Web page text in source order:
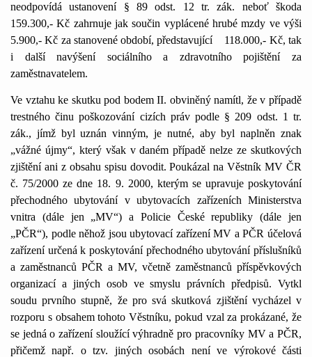
neodpovídá ustanovení § 89 odst. 12 tr. zák. neboť škoda
159.300,- Kč zahrnuje jak součin vyplácené hrubé mzdy ve výši
5.900,- Kč za stanovené období, představující
118.000,- Kč, tak
i další navýšení sociálního a zdravotního pojištění za
zaměstnavatelem.
Ve vztahu ke skutku pod bodem II. obviněný namítl, že v případě
trestného činu poškozování cizích práv podle § 209 odst. 1 tr.
zák., jímž byl uznán vinným, je nutné, aby byl naplněn znak
„vážné újmy“, který však v daném případě nelze ze skutkových
zjištění ani z obsahu spisu dovodit. Poukázal na Věstník MV ČR
č. 75/2000 ze dne 18. 9. 2000, kterým se upravuje poskytování
přechodného ubytování v ubytovacích zařízeních Ministerstva
vnitra (dále jen „MV“) a Policie České republiky (dále jen
„PČR“), podle něhož jsou ubytovací zařízení MV a PČR účelová
zařízení určená k poskytování přechodného ubytování příslušníků
a zaměstnanců PČR a MV, včetně zaměstnanců příspěvkových
organizací a jiných osob ve smyslu právních předpisů. Vytkl
soudu prvního stupně, že pro svá skutková zjištění vycházel v
rozporu s obsahem tohoto Věstníku, pokud vzal za prokázané, že
se jedná o zařízení sloužící výhradně pro pracovníky MV a PČR,
přičemž např. o tzv. jiných osobách není ve výrokové části